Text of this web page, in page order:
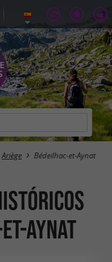
Ariège Bédeilhac-et-Aynat
Aynat